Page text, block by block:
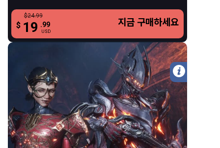
지금 구매하세요
$24.99
$ 19 .99
USD
지금 구매하세요 $
19
.99
275 플래티넘
옛 평화 우리엘 번들